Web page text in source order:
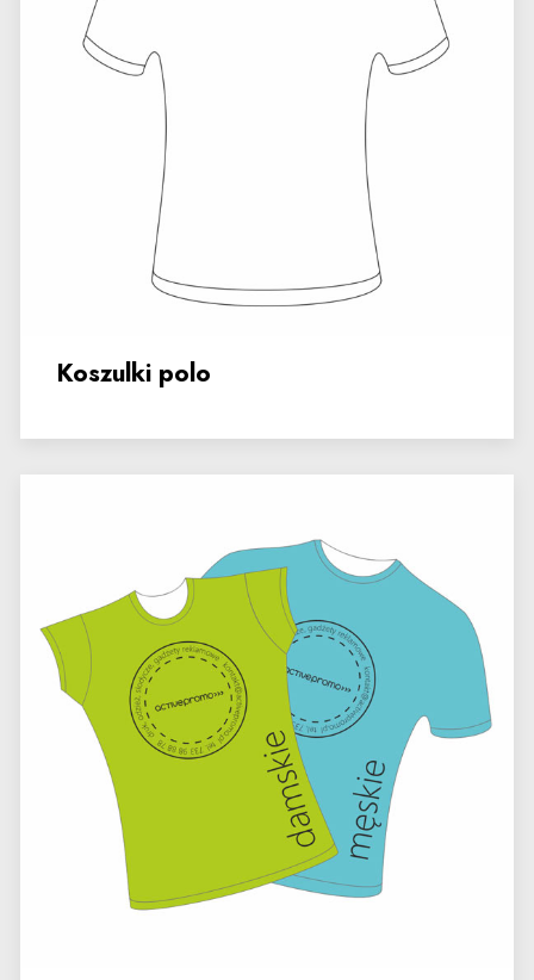
Koszulki polo